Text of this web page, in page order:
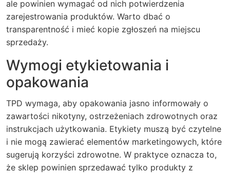
ale powinien wymagać od nich potwierdzenia
zarejestrowania produktów. Warto dbać o
transparentność i mieć kopie zgłoszeń na miejscu
sprzedaży.
Wymogi etykietowania i
opakowania
TPD wymaga, aby opakowania jasno informowały o
zawartości nikotyny, ostrzeżeniach zdrowotnych oraz
instrukcjach użytkowania. Etykiety muszą być czytelne
i nie mogą zawierać elementów marketingowych, które
sugerują korzyści zdrowotne. W praktyce oznacza to,
że sklep powinien sprzedawać tylko produkty z